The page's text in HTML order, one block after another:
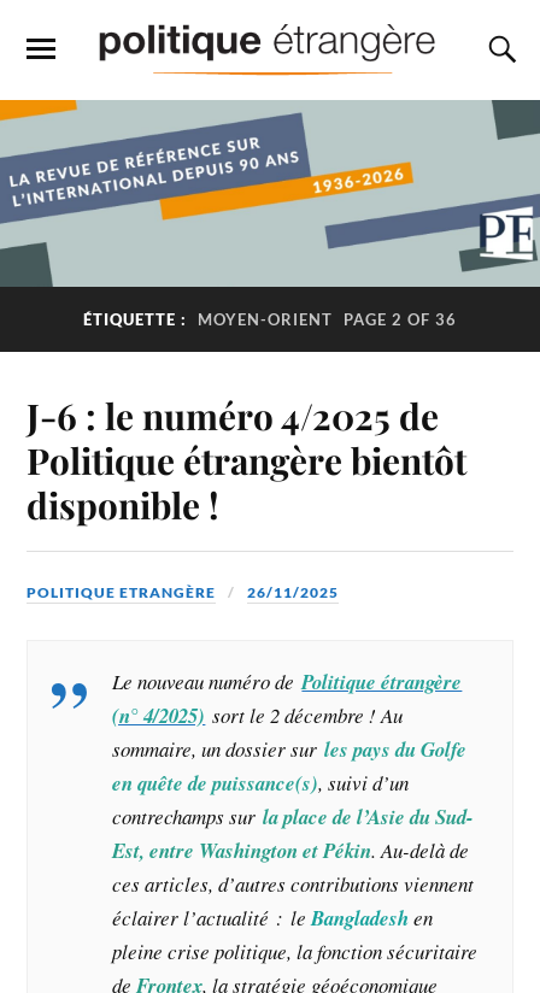
ÉTIQUETTE : MOYEN-ORIENT PAGE 2 OF 36
J-6 : le numéro 4/2025 de
Politique étrangère bientôt
disponible !
POLITIQUE ETRANGÈRE 26/11/2025
Le nouveau numéro dePolitique étrangère
(n° 4/2025) sort le 2 décembre ! Au
sommaire, un dossier surles pays du Golfe
en quête de puissance(s), suivi d’un
contrechamps surla place de l’Asie du Sud-
Est, entre Washington et Pékin. Au-delà de
ces articles, d’autres contributions viennent
éclairer l’actualité : leBangladeshen
pleine crise politique, la fonction sécuritaire
deFrontex, la stratégie géoéconomique